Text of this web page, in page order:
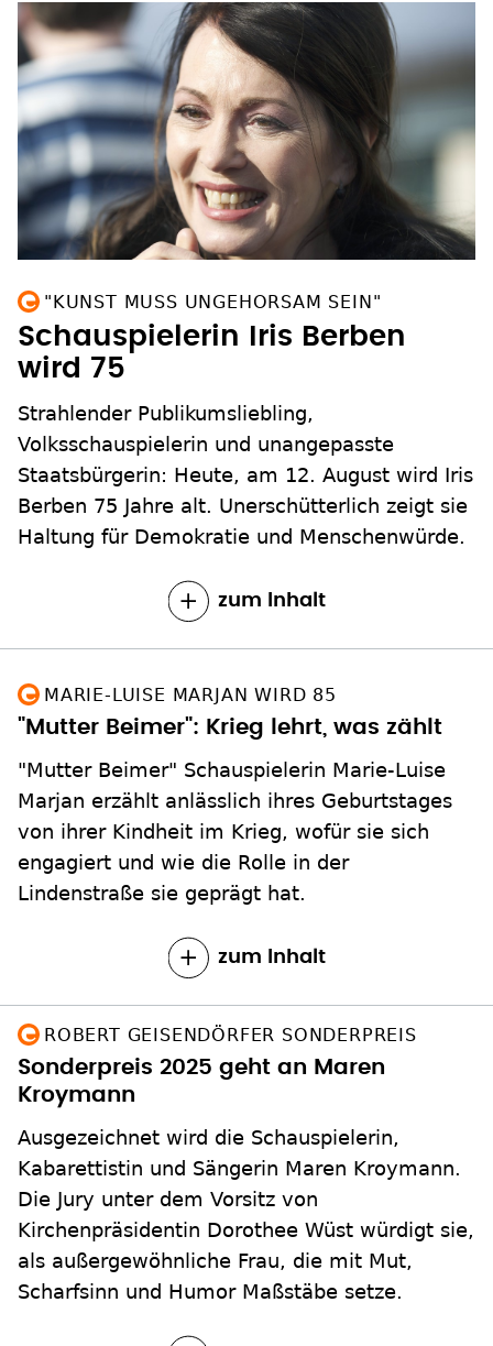
"KUNST MUSS UNGEHORSAM SEIN"
Schauspielerin Iris Berben
wird 75
Strahlender Publikumsliebling,
Volksschauspielerin und unangepasste
Staatsbürgerin: Heute, am 12. August wird Iris
Berben 75 Jahre alt. Unerschütterlich zeigt sie
Haltung für Demokratie und Menschenwürde.
zum Inhalt
MARIE-LUISE MARJAN WIRD 85
"Mutter Beimer": Krieg lehrt, was zählt
"Mutter Beimer" Schauspielerin Marie-Luise
Marjan erzählt anlässlich ihres Geburtstages
von ihrer Kindheit im Krieg, wofür sie sich
engagiert und wie die Rolle in der
Lindenstraße sie geprägt hat.
zum Inhalt
ROBERT GEISENDÖRFER SONDERPREIS
Sonderpreis 2025 geht an Maren
Kroymann
Ausgezeichnet wird die Schauspielerin,
Kabarettistin und Sängerin Maren Kroymann.
Die Jury unter dem Vorsitz von
Kirchenpräsidentin Dorothee Wüst würdigt sie,
als außergewöhnliche Frau, die mit Mut,
Scharfsinn und Humor Maßstäbe setze.